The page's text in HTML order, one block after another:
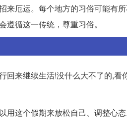
来厄运。每个地方的习俗可能有
循这一传统，尊重习俗。
回来继续生活!没什么大不了的,看
用这个假期来放松自己、调整心